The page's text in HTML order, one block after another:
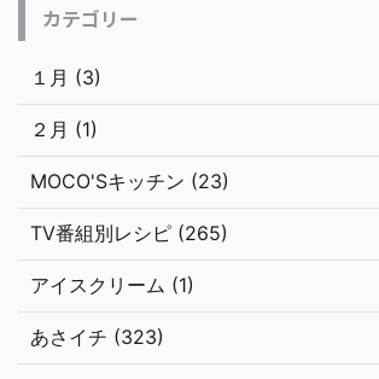
カテゴリー
１月 (3)
２月 (1)
MOCO'Sキッチン (23)
TV番組別レシピ (265)
アイスクリーム (1)
あさイチ (323)